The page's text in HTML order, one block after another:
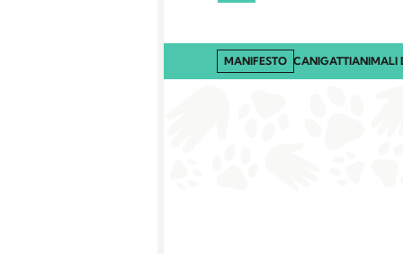
MANIFESTO CANIGATTIANIMALI